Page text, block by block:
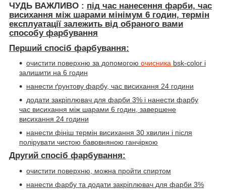
ЧУДЬ ВАЖЛИВО : під час нанесення фарби, час
висихання між шарами мінімум 6 годин, термін
експлуатації залежить від обраного вами
способу фарбування
Перший спосіб фарбування:
очистити поверхню за допомогою очисника bsk-color і
залишити на 6 годин
нанести ґрунтову фарбу, час висихання 24 години
додати закріплювач для фарби 3% і нанести фарбу
час висихання між шарами 6 годин, завершене
висихання 24 години
нанести фініш термін висихання 30 хвилин і після
полірувати чистою бавовняною ганчіркою
Другий спосіб фарбування:
очистити поверхню, можна пройти спиртом
нанести фарбу та додати закріплювач для фарби 3%